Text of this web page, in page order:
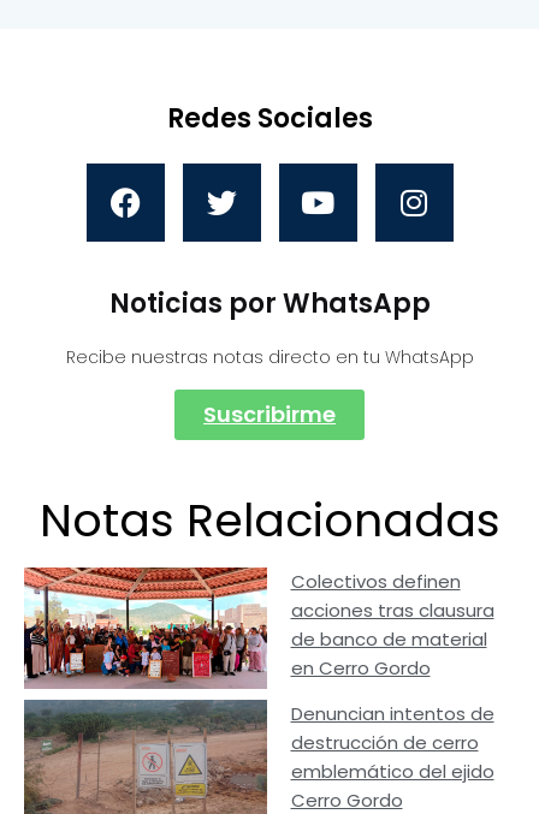
Redes Sociales
Noticias por WhatsApp
Recibe nuestras notas directo en tu WhatsApp
Suscribirme
Notas Relacionadas
Colectivos definen
acciones tras clausura
de banco de material
en Cerro Gordo
Denuncian intentos de
destrucción de cerro
emblemático del ejido
Cerro Gordo